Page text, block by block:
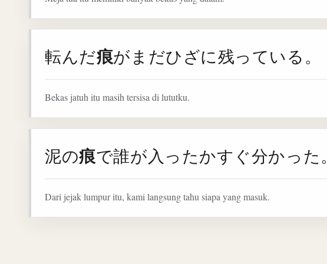
転んだ痕がまだひざに残っている。
Bekas jatuh itu masih tersisa di lututku.
泥の痕で誰が入ったかすぐ分かった。
Dari jejak lumpur itu, kami langsung tahu siapa yang masuk.